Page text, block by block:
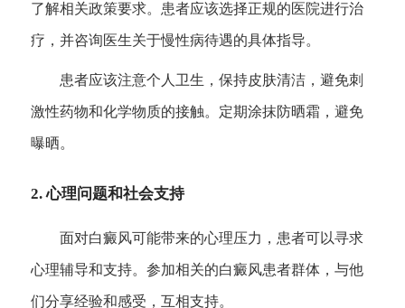
了解相关政策要求。患者应该选择正规的医院进行治
疗，并咨询医生关于慢性病待遇的具体指导。
患者应该注意个人卫生，保持皮肤清洁，避免刺
激性药物和化学物质的接触。定期涂抹防晒霜，避免
曝晒。
2. 心理问题和社会支持
面对白癜风可能带来的心理压力，患者可以寻求
心理辅导和支持。参加相关的白癜风患者群体，与他
们分享经验和感受，互相支持。